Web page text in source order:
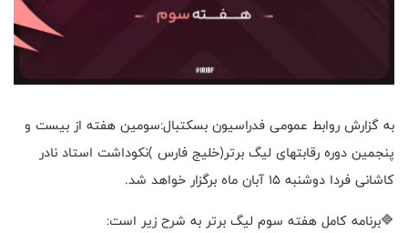
به گزارش روابط عمومی فدراسیون بسکتبال:سومین هفته از بیست و
پنجمین دوره رقابتهای لیگ برتر(خلیج فارس )نکوداشت استاد نادر
کاشانی فردا دوشنبه ۱۵ آبان ماه برگزار خواهد شد.
🔷برنامه کامل هفته سوم لیگ برتر به شرح زیر است: